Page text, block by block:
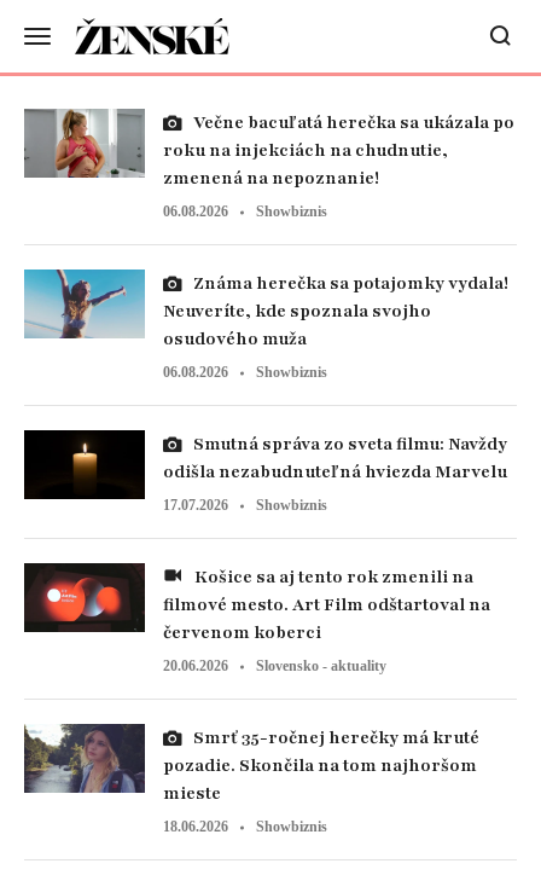
roku na injekciách na chudnutie,
zmenená na nepoznanie!
06.08.2026 Showbiznis
Neuveríte, kde spoznala svojho
osudového muža
06.08.2026 Showbiznis
odišla nezabudnuteľná hviezda Marvelu
17.07.2026 Showbiznis
filmové mesto. Art Film odštartoval na
červenom koberci
20.06.2026 Slovensko - aktuality
pozadie. Skončila na tom najhoršom
mieste
18.06.2026 Showbiznis